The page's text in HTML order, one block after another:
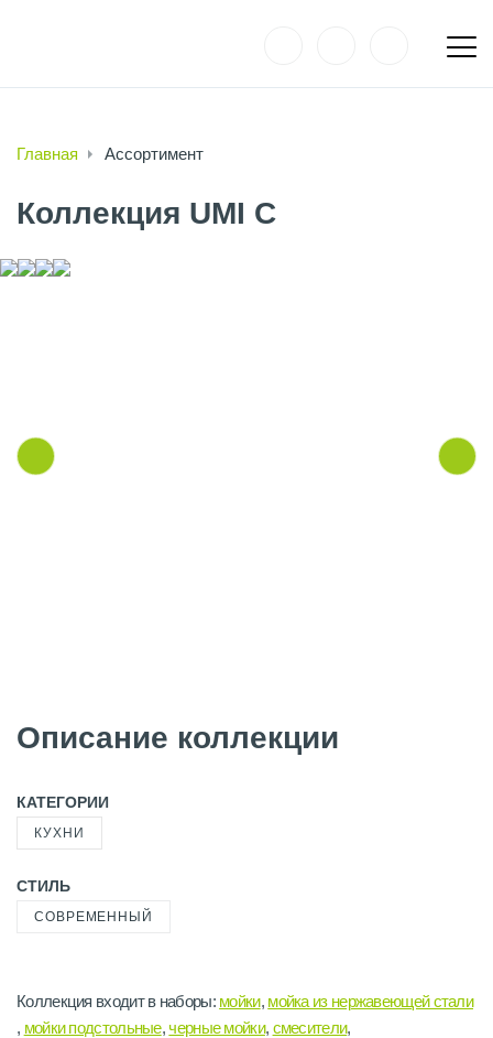
Главная Ассортимент
Коллекция UMI C
Описание коллекции
КАТЕГОРИИ
КУХНИ
СТИЛЬ
СОВРЕМЕННЫЙ
Коллекция входит в наборы: мойки, мойка из нержавеющей стали
, мойки подстольные,черные мойки, смесители,